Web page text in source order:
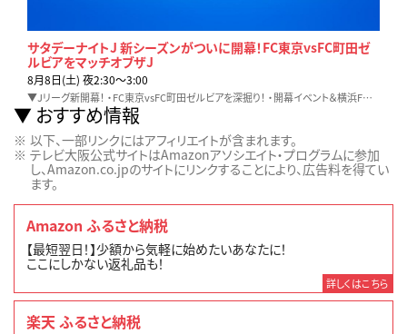
サタデーナイトJ 新シーズンがついに開幕！FC東京vsFC町田ゼ
ルビアをマッチオブザJ
8月8日(土) 夜2:30〜3:00
▼Jリーグ新開幕！ ・FC東京vsFC町田ゼルビアを深掘り！ ・開幕イベント＆横浜FMvs鹿島のオープニングマッチを中根アナが取材！ ・開幕戦のゴール集
おすすめ情報
以下、一部リンクにはアフィリエイトが含まれます。
テレビ大阪公式サイトはAmazonアソシエイト・プログラムに参加
し、Amazon.co.jpのサイトにリンクすることにより、広告料を得てい
ます。
Amazon ふるさと納税
【最短翌日！】少額から気軽に始めたいあなたに！
ここにしかない返礼品も！
詳しくはこちら
楽天 ふるさと納税